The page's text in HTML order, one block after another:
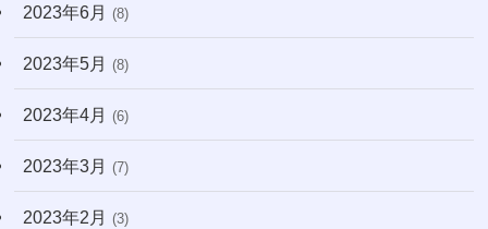
2023年6月 (8)
2023年5月 (8)
2023年4月 (6)
2023年3月 (7)
2023年2月 (3)